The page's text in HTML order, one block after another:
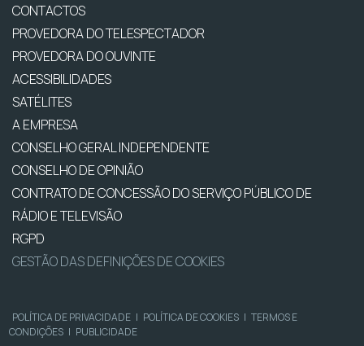
CONTACTOS
PROVEDORA DO TELESPECTADOR
PROVEDORA DO OUVINTE
ACESSIBILIDADES
SATÉLITES
A EMPRESA
CONSELHO GERAL INDEPENDENTE
CONSELHO DE OPINIÃO
CONTRATO DE CONCESSÃO DO SERVIÇO PÚBLICO DE
RÁDIO E TELEVISÃO
RGPD
GESTÃO DAS DEFINIÇÕES DE COOKIES
POLÍTICA DE PRIVACIDADE | POLÍTICA DE COOKIES | TERMOS E
CONDIÇÕES | PUBLICIDADE